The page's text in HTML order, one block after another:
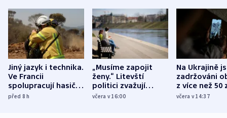
Jiný jazyk i technika.
Ve Francii
spolupracují hasiči z
různých zemí
před 8h
„Musíme zapojit
ženy.“ Litevští
politici zvažují
dohodu o
včera v 16:00
Na Ukrajině
zadržováni
z více než 50
Bojovali na
včera v 14:37